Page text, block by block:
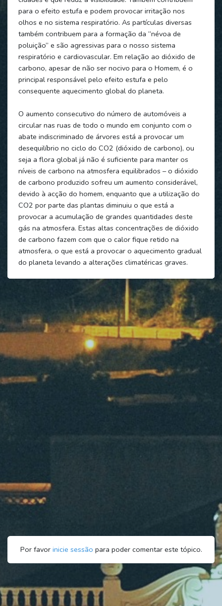
para o efeito estufa e podem provocar irritação nos
olhos e no sistema respiratório. As partículas diversas
também contribuem para a formação da “névoa de
poluição” e são agressivas para o nosso sistema
respiratório e cardiovascular. Em relação ao dióxido de
carbono, apesar de não ser nocivo para o Homem, é o
principal responsável pelo efeito estufa e pelo
consequente aquecimento global do planeta.
O aumento consecutivo do número de automóveis a
circular nas ruas de todo o mundo em conjunto com o
abate indiscriminado de árvores está a provocar um
desequilíbrio no ciclo do CO2 (dióxido de carbono), ou
seja a flora global já não é suficiente para manter os
níveis de carbono na atmosfera equilibrados – o dióxido
de carbono produzido sofreu um aumento considerável,
devido à acção do homem, enquanto que a utilização do
CO2 por parte das plantas diminuiu o que está a
provocar a acumulação de grandes quantidades deste
gás na atmosfera. Estas altas concentrações de dióxido
de carbono fazem com que o calor fique retido na
atmosfera, o que está a provocar o aquecimento gradual
do planeta levando a alterações climatéricas graves.
Por favor inicie sessão para poder comentar este tópico.